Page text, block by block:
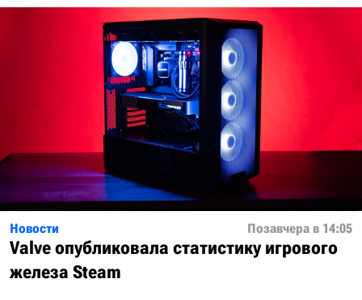
Новости Позавчера в 14:05
Valve опубликовала статистику игрового
железа Steam